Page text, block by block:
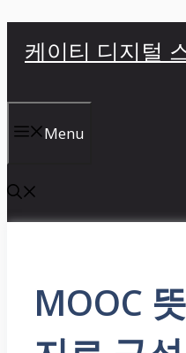
너
뛰
기
케이티 디지털
Menu
MOOC